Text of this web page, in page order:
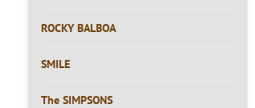
ROCKY BALBOA
SMILE
The SIMPSONS